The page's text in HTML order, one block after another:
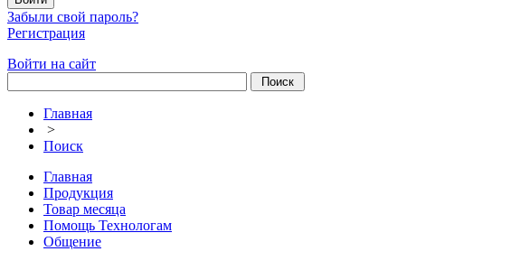
Забыли свой пароль?
Регистрация
Войти на сайт
Главная
>
Поиск
Главная
Продукция
Товар месяца
Помощь Технологам
Общение